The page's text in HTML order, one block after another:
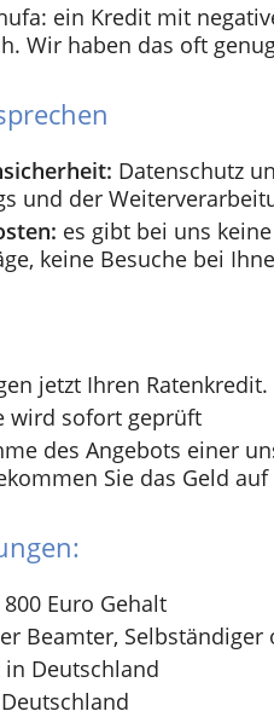
ein Kredit mit
Wir haben das oft
Datenschutz
und der
es gibt bei uns
keine Besuche bei
jetzt Ihren Ratenkredit.
wird sofort geprüft
des Angebots einer
Sie das Geld
Euro Gehalt
Beamter, Selbständiger
Deutschland